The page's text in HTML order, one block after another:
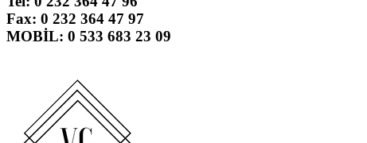
Fax: 0 232 364 47 97
MOBİL: 0 533 683 23 09